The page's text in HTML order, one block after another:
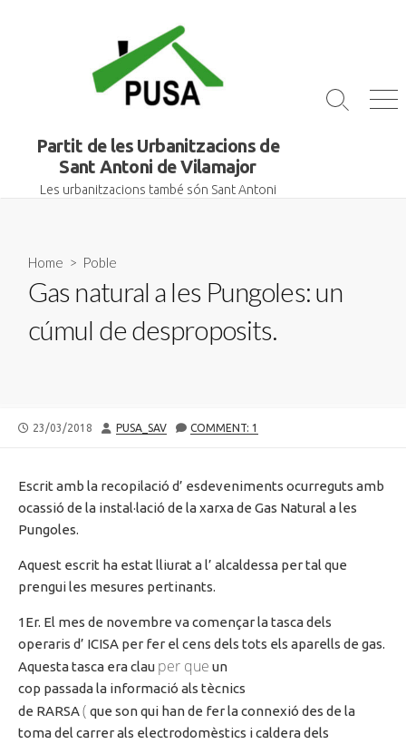
Partit de les Urbanitzacions de
Sant Antoni de Vilamajor
Les urbanitzacions també són Sant Antoni
Search
Home > Poble
Gas natural a les Pungoles: un
cúmul de desproposits.
PUBLISHED
23/03/2018 AUTHOR
PUSA_SAV COMMENT: 1
Escrit amb la recopilació d’ esdeveniments ocurreguts amb
ocassió de la instal·lació de la xarxa de Gas Natural a les
Pungoles.
Aquest escrit ha estat lliurat a l’ alcaldessa per tal que
prengui les mesures pertinants.
1Er. El mes de novembre va començar la tasca dels
operaris d’ ICISA per fer el cens dels tots els aparells de gas.
Aquesta tasca era clau per que un
cop passada la informació als tècnics
de RARSA( que sonqui han de fer la connexió des de la
tomadel carrer als electrodomèstics i caldera dels